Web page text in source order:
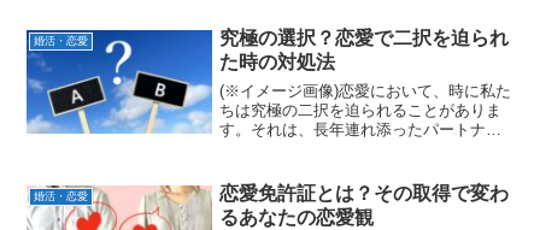
い」「本当に良い出会いがあるの？」と
いった疑問や不安を感じ...
婚活・恋愛
究極の選択？恋愛で二択を迫られ
た時の対処法
(※イメージ画像)恋愛において、時に私た
ちは究極の二択を迫られることがありま
す。それは、長年連れ添ったパートナー
想の恋人など、多岐にわたるでしょう。
人生の岐路に立つよう...
婚活・恋愛
恋愛免許証とは？その取得で変わ
るあなたの恋愛観